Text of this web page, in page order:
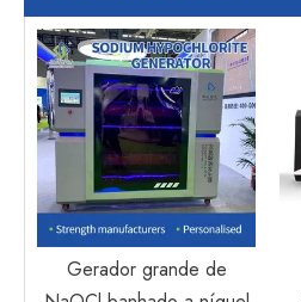
Gerador grande de